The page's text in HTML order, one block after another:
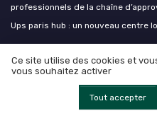
professionnels de la chaîne
Ups paris hub : un nouveau
Les derniers articles
Facture électronique obligatoire :
doivent anticiper avant septembre
Ce site utilise des cookies et
vous souhaitez activer
Tout accepter